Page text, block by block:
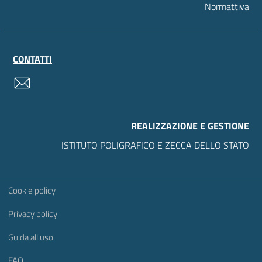
Normattiva
CONTATTI
REALIZZAZIONE E GESTIONE
ISTITUTO POLIGRAFICO E ZECCA DELLO STATO
Sezione Link Utili
Cookie policy
Privacy policy
Guida all'uso